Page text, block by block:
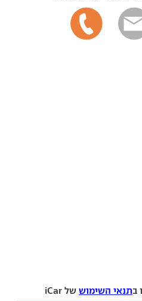
בתנאי השימוש של iCar